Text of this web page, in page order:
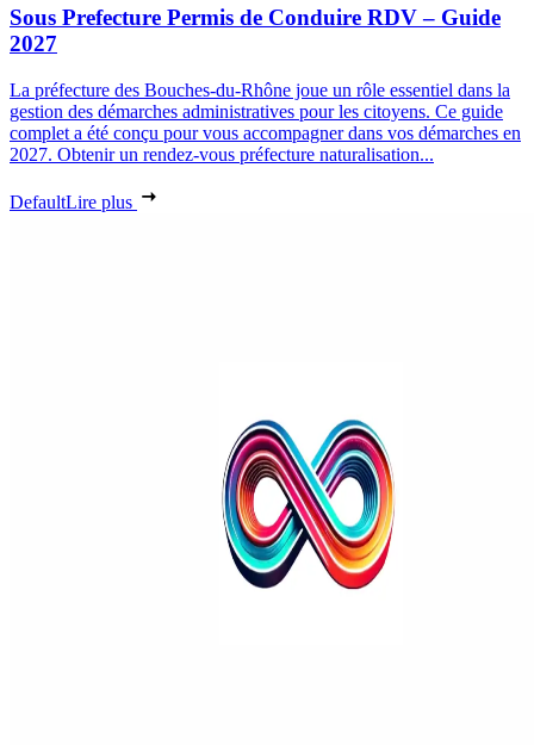
Sous Prefecture Permis de Conduire RDV – Guide
2027
La préfecture des Bouches-du-Rhône joue un rôle essentiel dans la
gestion des démarches administratives pour les citoyens. Ce guide
complet a été conçu pour vous accompagner dans vos démarches en
2027. Obtenir un rendez-vous préfecture naturalisation...
DefaultLire plus